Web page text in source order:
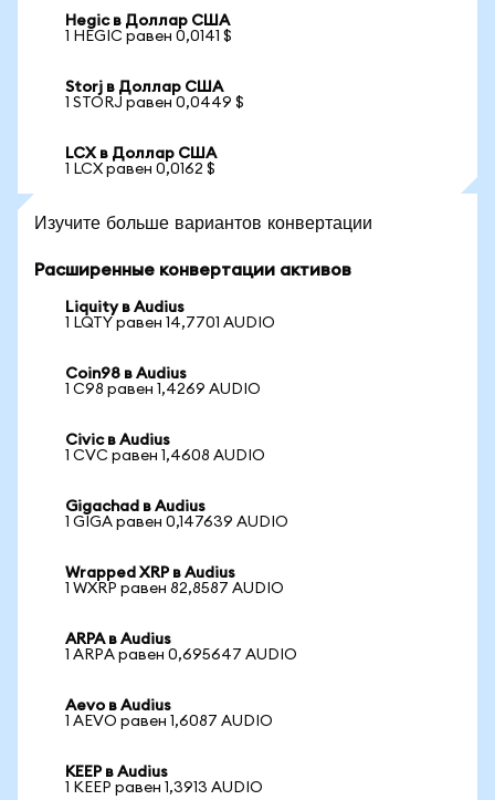
Hegic в Доллар США
1 HEGIC равен 0,0141 $
Storj в Доллар США
1 STORJ равен 0,0449 $
LCX в Доллар США
1 LCX равен 0,0162 $
Изучите больше вариантов конвертации
Расширенные конвертации активов
Liquity в Audius
1 LQTY равен 14,7701 AUDIO
Coin98 в Audius
1 C98 равен 1,4269 AUDIO
Civic в Audius
1 CVC равен 1,4608 AUDIO
Gigachad в Audius
1 GIGA равен 0,147639 AUDIO
Wrapped XRP в Audius
1 WXRP равен 82,8587 AUDIO
ARPA в Audius
1 ARPA равен 0,695647 AUDIO
Aevo в Audius
1 AEVO равен 1,6087 AUDIO
KEEP в Audius
1 KEEP равен 1,3913 AUDIO